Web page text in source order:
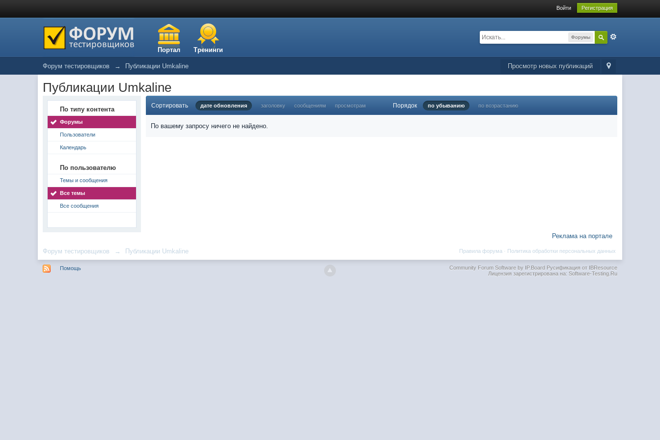
Войти Регистрация
Портал Тренинги
Форумы
Просмотр новых публикаций
Форум тестировщиков → Публикации Umkaline
Публикации Umkaline
По типу контента
Форумы
Пользователи
Календарь
По пользователю
Темы и сообщения
Все темы
Все сообщения
Сортировать дате обновления заголовку сообщениям просмотрам Порядок по убыванию по возрастанию
По вашему запросу ничего не найдено.
Реклама на портале
Форум тестировщиков → Публикации Umkaline Политика обработки персональных данных
Правила форума ·
Помощь Community Forum Software by IP.BoardРусификация от IBResource
Лицензия зарегистрирована на: Software-Testing.Ru